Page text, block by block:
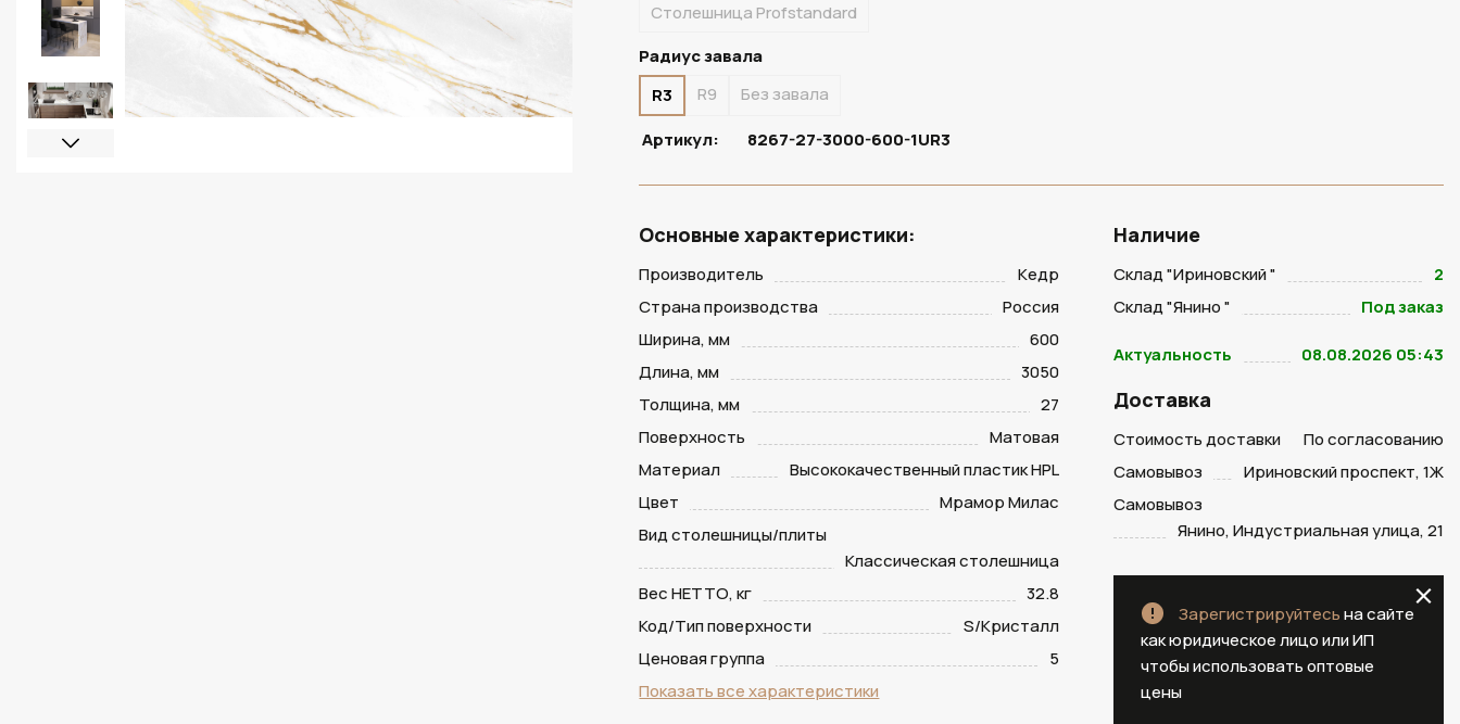
Столешница Profstandard
Радиус завала
R3
R9
Без завала
Артикул:
8267-27-3000-600-1UR3
Основные характеристики:
Производитель
Кедр
Страна производства
Россия
Ширина, мм
600
Длина, мм
3050
Толщина, мм
27
Поверхность
Матовая
Материал
Высококачественный пластик HPL
Цвет
Мрамор Милас
Вид столешницы/плиты
Классическая столешница
Вес НЕТТО, кг
32.8
Код/Тип поверхности
S/Кристалл
Ценовая группа
5
Показать все характеристики
Наличие
Склад "Ириновский "
2
Склад "Янино "
Под заказ
Актуальность 08.08.2026 05:43
Доставка
Стоимость доставки
По согласованию
Самовывоз
Ириновский проспект, 1Ж
Самовывоз
Янино, Индустриальная улица, 21
Зарегистрируйтесьна сайте
как юридическое лицо или ИП
чтобы использовать оптовые
цены